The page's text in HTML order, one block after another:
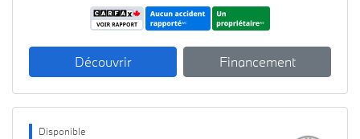
Découvrir Financement
Disponible